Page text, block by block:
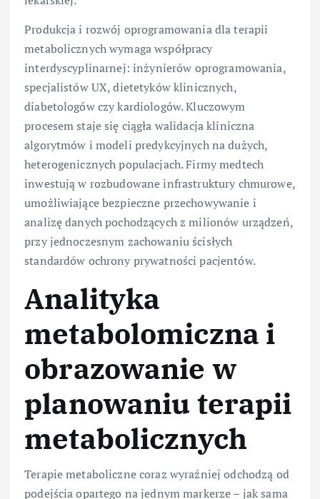
Produkcja i rozwój oprogramowania dla terapii
metabolicznych wymaga współpracy
interdyscyplinarnej: inżynierów oprogramowania,
specjalistów UX, dietetyków klinicznych,
diabetologów czy kardiologów. Kluczowym
procesem staje się ciągła walidacja kliniczna
algorytmów i modeli predykcyjnych na dużych,
heterogenicznych populacjach. Firmy medtech
inwestują w rozbudowane infrastruktury chmurowe,
umożliwiające bezpieczne przechowywanie i
analizę danych pochodzących z milionów urządzeń,
przy jednoczesnym zachowaniu ścisłych
standardów ochrony prywatności pacjentów.
Analityka
metabolomiczna i
obrazowanie w
planowaniu terapii
metabolicznych
Terapie metaboliczne coraz wyraźniej odchodzą od
podejścia opartego na jednym markerze – jak sama